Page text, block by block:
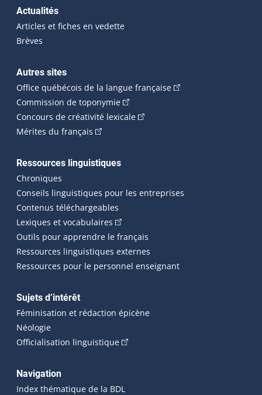
Actualités
Articles et fiches en vedette
Brèves
Autres sites
Office québécois de la langue française(Cet hyperlien
Commission de toponymie(Cet hyperlien externe s'ouvrira
Concours de créativité lexicale(Cet hyperlien externe
Mérites du français (Cet hyperlien externe s'ouvrira dans une
Ressources linguistiques
Chroniques
Conseils linguistiques pour les entreprises
Contenus téléchargeables
Lexiques et vocabulaires (Cet hyperlien externe s'ouvrira
Outils pour apprendre le français
Ressources linguistiques externes
Ressources pour le personnel enseignant
Sujets d’intérêt
Féminisation et rédaction épicène
Néologie
Officialisation linguistique(Cet hyperlien externe s'ouvrira
Navigation
Index thématique de la BDL